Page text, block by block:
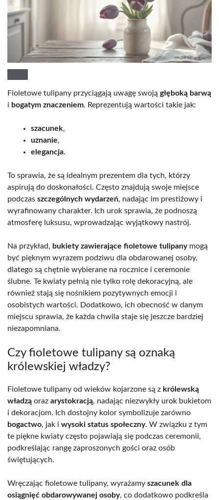
Fioletowe tulipany przyciągają uwagę swoją głęboką barwą
i bogatym znaczeniem. Reprezentują wartości takie jak:
szacunek,
uznanie,
elegancja.
To sprawia, że są idealnym prezentem dla tych, którzy
aspirują do doskonałości. Często znajdują swoje miejsce
podczas szczególnych wydarzeń, nadając im prestiżowy i
wyrafinowany charakter. Ich urok sprawia, że podnoszą
atmosferę luksusu, wprowadzając wyjątkowy nastrój.
Na przykład, bukiety zawierające fioletowe tulipanymogą
być pięknym wyrazem podziwu dla obdarowanej osoby,
dlatego są chętnie wybierane na rocznice i ceremonie
ślubne. Te kwiaty pełnią nie tylko rolę dekoracyjną, ale
również stają się nośnikiem pozytywnych emocji i
osobistych wartości. Dodatkowo, ich obecność w danym
miejscu sprawia, że każda chwila staje się jeszcze bardziej
niezapomniana.
Czy fioletowe tulipany są oznaką
królewskiej władzy?
Fioletowe tulipany od wieków kojarzone są z królewską
władzą oraz arystokracją, nadając niezwykły urok bukietom
i dekoracjom. Ich dostojny kolor symbolizuje zarówno
bogactwo, jak i wysoki status społeczny. W związku z tym
te piękne kwiaty często pojawiają się podczas ceremonii,
podkreślając rangę zaproszonych gości oraz osób
świętujących.
Wręczając fioletowe tulipany, wyrażamy szacunek dla
osiągnięć obdarowywanej osoby, co dodatkowo podkreśla